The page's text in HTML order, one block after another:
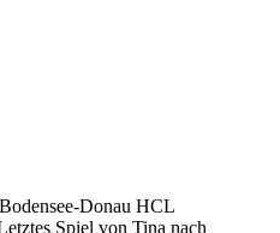
Donau HCL
Spiel von Tina nach